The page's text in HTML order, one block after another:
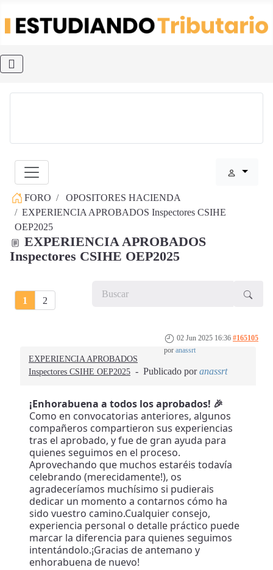
FORO
OPOSITORES HACIENDA
EXPERIENCIA APROBADOS Inspectores CSIHE
OEP2025
EXPERIENCIA APROBADOS
Inspectores CSIHE OEP2025
1 2
02 Jun 2025 16:36 #165105
por anassrt
EXPERIENCIA APROBADOS
Inspectores CSIHE OEP2025
Publicado poranassrt
¡Enhorabuena a todos los aprobados! 🎉
Como en convocatorias anteriores, algunos
compañeros compartieron sus experiencias
tras el aprobado, y fue de gran ayuda para
quienes seguimos en el proceso.
Aprovechando que muchos estaréis todavía
celebrando (merecidamente!), os
agradeceríamos muchísimo si pudierais
dedicar un momento a contarnos cómo ha
sido vuestro camino.Cualquier consejo,
experiencia personal o detalle práctico puede
marcar la diferencia para quienes seguimos
intentándolo.¡Gracias de antemano y
enhorabuena de nuevo!